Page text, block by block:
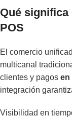
Qué
POS
El comercio
multicanal
clientes y pagos en
integración
Visibilidad en